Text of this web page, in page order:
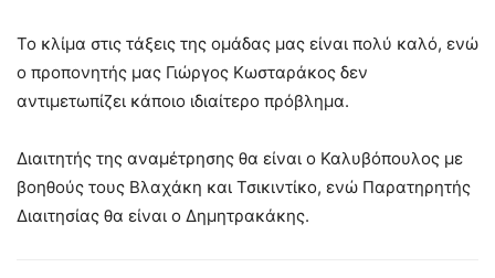
Το κλίμα στις τάξεις της ομάδας μας είναι πολύ καλό, ενώ
ο προπονητής μας Γιώργος Κωσταράκος δεν
αντιμετωπίζει κάποιο ιδιαίτερο πρόβλημα.
Διαιτητής της αναμέτρησης θα είναι ο Καλυβόπουλος με
βοηθούς τους Βλαχάκη και Τσικιντίκο, ενώ Παρατηρητής
Διαιτησίας θα είναι ο Δημητρακάκης.